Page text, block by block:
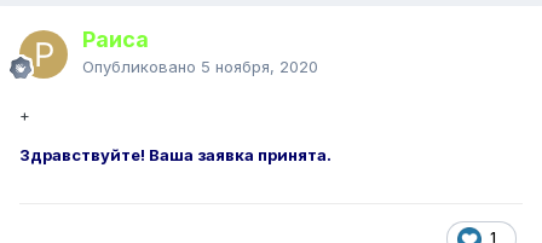
Раиса
Опубликовано 5 ноября, 2020
+
Здравствуйте! Ваша заявка принята.
1